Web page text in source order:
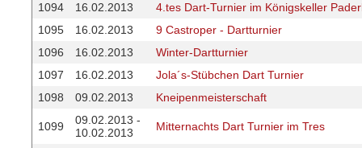
1094
16.02.2013
4.tes Dart-Turnier im Königskeller
1095
16.02.2013
9 Castroper - Dartturnier
1096
16.02.2013
Winter-Dartturnier
1097
16.02.2013
Jola´s-Stübchen Dart Turnier
1098
09.02.2013 Kneipenmeisterschaft
1099
09.02.2013 -
10.02.2013
Mitternachts Dart Turnier im Tres